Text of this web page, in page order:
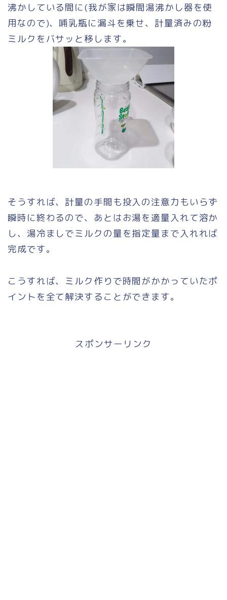
沸かしている間に(我が家は瞬間湯沸かし器を使
用なので)、哺乳瓶に漏斗を乗せ、計量済みの粉
ミルクをバサッと移します。
そうすれば、計量の手間も投入の注意力もいらず
瞬時に終わるので、あとはお湯を適量入れて溶か
し、湯冷ましでミルクの量を指定量まで入れれば
完成です。
こうすれば、ミルク作りで時間がかかっていたポ
イントを全て解決することができます。
スポンサーリンク